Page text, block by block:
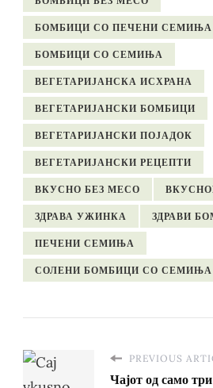
БОМБИЦИ СО ПЕЧЕНИ СЕМИЊА
БОМБИЦИ СО СЕМИЊА
ВЕГЕТАРИЈАНСКА ИСХРАНА
ВЕГЕТАРИЈАНСКИ БОМБИЦИ
ВЕГЕТАРИЈАНСКИ ПОЈАДОК
ВЕГЕТАРИЈАНСКИ РЕЦЕПТИ
ВКУСНО БЕЗ МЕСО
ЗДРАВА УЖИНКА ЗДРАВИ
ПЕЧЕНИ СЕМИЊА
СОЛЕНИ БОМБИЦИ СО СЕМИЊА
PREVIOUS
Чајот од само